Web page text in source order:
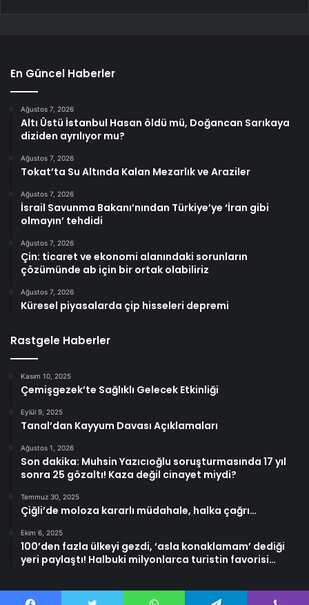
En Güncel Haberler
Ağustos 7, 2026
Altı Üstü İstanbul Hasan öldü mü, Doğancan Sarıkaya
diziden ayrılıyor mu?
Ağustos 7, 2026
Tokat’ta Su Altında Kalan Mezarlık ve Araziler
Ağustos 7, 2026
İsrail Savunma Bakanı’nından Türkiye’ye ‘İran gibi
olmayın’ tehdidi
Ağustos 7, 2026
Çin: ticaret ve ekonomi alanındaki sorunların
çözümünde ab için bir ortak olabiliriz
Ağustos 7, 2026
Küresel piyasalarda çip hisseleri depremi
Rastgele Haberler
Kasım 10, 2025
Çemişgezek’te Sağlıklı Gelecek Etkinliği
Eylül 9, 2025
Tanal’dan Kayyum Davası Açıklamaları
Ağustos 1, 2026
Son dakika: Muhsin Yazıcıoğlu soruşturmasında 17 yıl
sonra 25 gözaltı! Kaza değil cinayet miydi?
Temmuz 30, 2025
Çiğli’de moloza kararlı müdahale, halka çağrı…
Ekim 6, 2025
100’den fazla ülkeyi gezdi, ‘asla konaklamam’ dediği
yeri paylaştı! Halbuki milyonlarca turistin favorisi…